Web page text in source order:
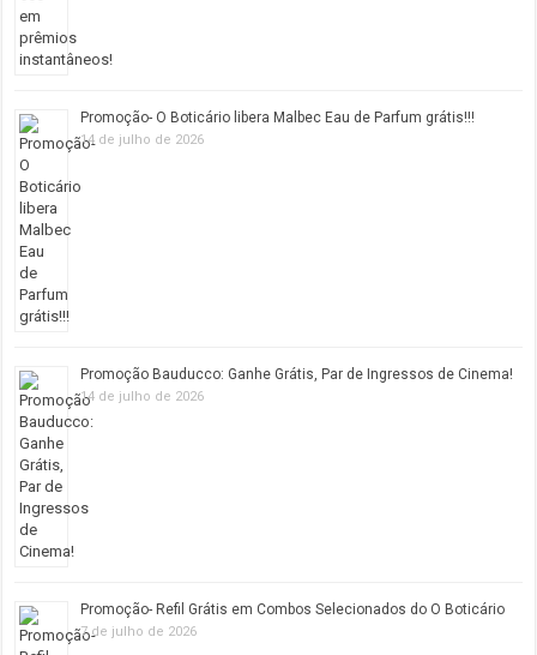
Promoção- O Boticário libera Malbec Eau de Parfum grátis!!!
14 de julho de 2026
Promoção Bauducco: Ganhe Grátis, Par de Ingressos de Cinema!
14 de julho de 2026
Promoção- Refil Grátis em Combos Selecionados do O Boticário
7 de julho de 2026